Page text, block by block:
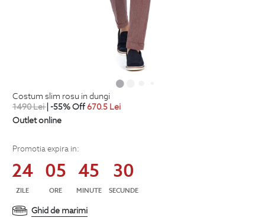
costum slim rosu in dungi
1490Lei| -55% Off670.5 Lei
Outlet online
Promotia expira in:
24
ZILE
05
ORE
45
MINUTE
29
SECUNDE
Ghid de marimi